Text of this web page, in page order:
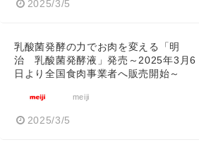
2025/3/5
乳酸菌発酵の力でお肉を変える「明
治 乳酸菌発酵液」発売～2025年3月6
日より全国食肉事業者へ販売開始～
meiji
2025/3/5